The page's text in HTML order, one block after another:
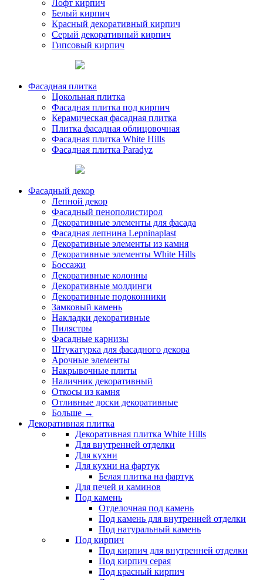
Лофт кирпич
Белый кирпич
Красный декоративный кирпич
Серый декоративный кирпич
Гипсовый кирпич
Фасадная плитка
Цокольная плитка
Фасадная плитка под кирпич
Керамическая фасадная плитка
Плитка фасадная облицовочная
Фасадная плитка White Hills
Фасадная плитка Paradyz
Фасадный декор
Лепной декор
Фасадный пенополистирол
Декоративные элементы для фасада
Фасадная лепнина Lepninaplast
Декоративные элементы из камня
Декоративные элементы White Hills
Боссажи
Декоративные колонны
Декоративные молдинги
Декоративные подоконники
Замковый камень
Накладки декоративные
Пилястры
Фасадные карнизы
Штукатурка для фасадного декора
Арочные элементы
Накрывочные плиты
Наличник декоративный
Откосы из камня
Отливные доски декоративные
Больше →
Декоративная плитка
Декоративная плитка White Hills
Для внутренней отделки
Для кухни
Для кухни на фартук
Белая плитка на фартук
Для печей и каминов
Под камень
Отделочная под камень
Под камень для внутренней отделки
Под натуральный камень
Под кирпич
Под кирпич для внутренней отделки
Под кирпич серая
Под красный кирпич